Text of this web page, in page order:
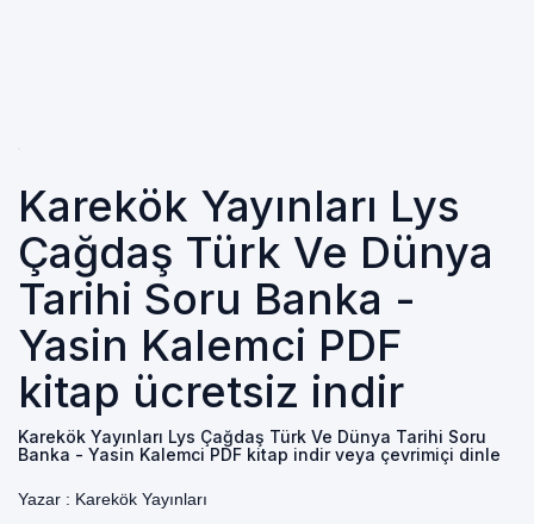
Karekök Yayınları Lys
Çağdaş Türk Ve Dünya
Tarihi Soru Banka -
Yasin Kalemci PDF
kitap ücretsiz indir
Karekök Yayınları Lys Çağdaş Türk Ve Dünya Tarihi Soru
Banka - Yasin Kalemci PDF kitap indir veya çevrimiçi dinle
Yazar : Karekök Yayınları